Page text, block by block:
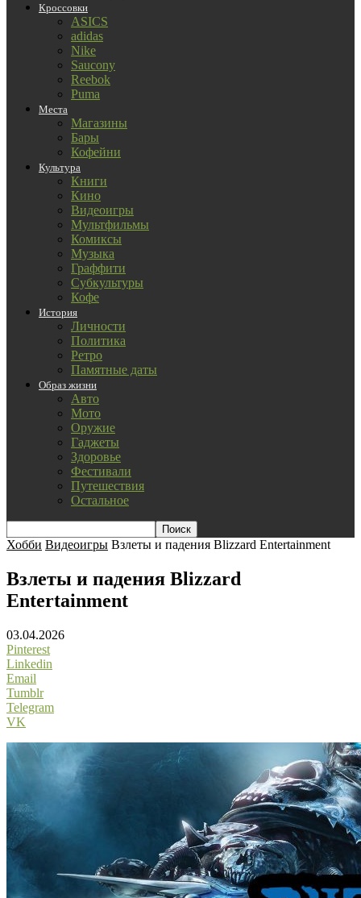
Кроссовки
ASICS
adidas
Nike
Saucony
Reebok
Puma
Места
Магазины
Бары
Кофейни
Культура
Книги
Кино
Видеоигры
Мультфильмы
Комиксы
Музыка
Граффити
Субкультуры
Кофе
История
Личности
Политика
Ретро
Памятные даты
Образ жизни
Авто
Мото
Оружие
Гаджеты
Здоровье
Фестивали
Путешествия
Остальное
Хобби Видеоигры Взлеты и падения Blizzard Entertainment
Взлеты и падения Blizzard
Entertainment
03.04.2026
Pinterest
Linkedin
Email
Tumblr
Telegram
VK